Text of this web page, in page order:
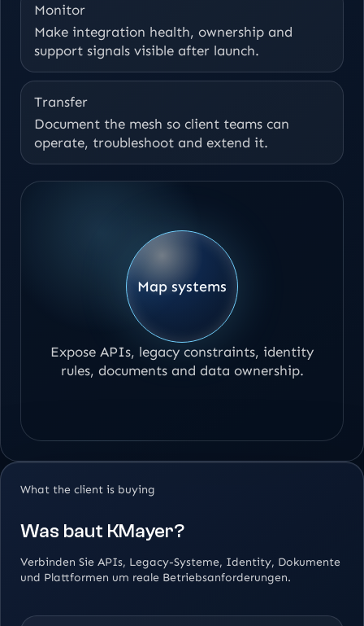
Monitor
Make integration health, ownership and
support signals visible after launch.
Transfer
Document the mesh so client teams can
operate, troubleshoot and extend it.
Map systems
Expose APIs, legacy constraints, identity
rules, documents and data ownership.
What the client is buying
Was baut KMayer?
Verbinden Sie APIs, Legacy-Systeme, Identity, Dokumente
und Plattformen um reale Betriebsanforderungen.